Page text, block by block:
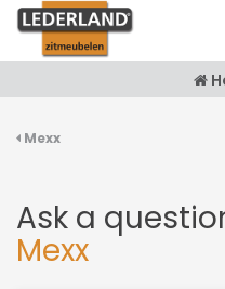
Mexx
Ask a
Mexx